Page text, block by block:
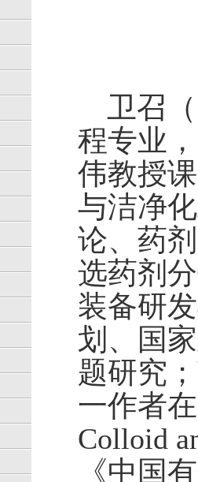
卫召（
程专业
伟教授
与洁净
论、药
选药剂
装备研
划、国
题研究
一作者在
Colloid
《中国